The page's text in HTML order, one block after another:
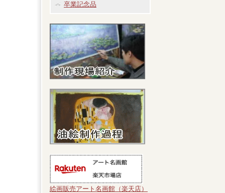
卒業記念品
絵画販売アート名画館（楽天店）